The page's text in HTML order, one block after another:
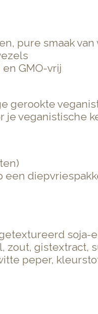
pure smaak van
GMO-vrij
gerookte
je veganistische
een
soja-
gistextract,
peper,